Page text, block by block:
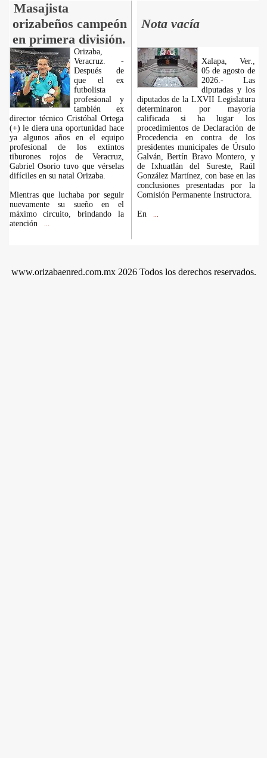
Masajista
orizabeños campeón
en primera división.
Nota vacía
Orizaba,
Veracruz. -
Después de
que el ex
futbolista
profesional y
también ex
director técnico Cristóbal Ortega
(+) le diera una oportunidad hace
ya algunos años en el equipo
profesional de los extintos
tiburones rojos de Veracruz,
Gabriel Osorio tuvo que vérselas
difíciles en su natal Orizaba.
Mientras que luchaba por seguir
nuevamente su sueño en el
máximo circuito, brindando la
atención
Xalapa, Ver.,
05 de agosto de
2026.- Las
diputadas y los
diputados de la LXVII Legislatura
determinaron por mayoría
calificada si ha lugar los
procedimientos de Declaración de
Procedencia en contra de los
presidentes municipales de Úrsulo
Galván, Bertín Bravo Montero, y
de Ixhuatlán del Sureste, Raúl
González Martínez, con base en las
conclusiones presentadas por la
Comisión Permanente Instructora.
En
www.orizabaenred.com.mx 2026 Todos los derechos reservados.